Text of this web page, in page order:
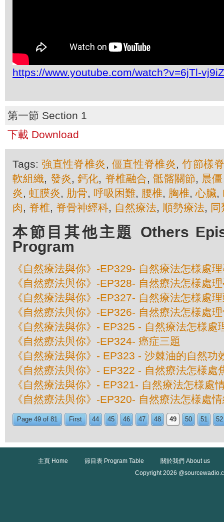
https://www.youtube.com/watch?v=6jTl-
第一節 Section 1
下載 Download
Tags:強直性脊椎炎 , 僵直性脊椎炎,竹節樣
軟組織, 發炎,鈣化, 脊椎融合,骶髂關節, 晨僵
炎, 虹膜炎, 肋骨, 呼吸困難, 腰椎, 胸椎,心臟,
肉, 脊椎, 脊骨神經科, 自然療法, 順勢療法,
本節目其他主題 Others
Program
《自然療法與你》-EP329- 自然療法怎様處
《自然療法與你》-EP328- 自然療法怎様處
《自然療法與你》-EP327- 自然療法怎様處
《自然療法與你》-EP326- 自然療法怎様處
《自然療法與你》- EP325 - 自然療法怎様處
《自然療法與你》-EP324- 癌症三題
《自然療法與你》- EP323 - 沙棘油的自然功
《自然療法與你》- EP322 - 自然療法怎様處
《自然療法與你》- EP321- 自然療法怎様處
《自然療法與你》-EP320- 自然療法怎様處
Page 49 of 81 First 44 45 46 47 48 49 50 51 52
主頁 Home 節目表 Program Table
關於我們 About us
Copyright 2026